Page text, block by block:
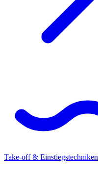
Take-off & Einstiegstechniken